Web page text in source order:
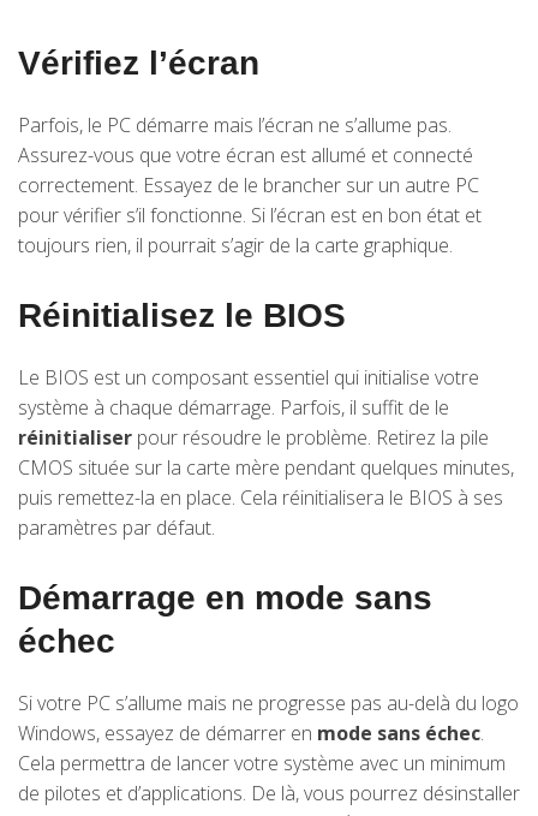
Vérifiez l’écran
Parfois, le PC démarre mais l’écran ne s’allume pas.
Assurez-vous que votre écran est allumé et connecté
correctement. Essayez de le brancher sur un autre PC
pour vérifier s’il fonctionne. Si l’écran est en bon état et
toujours rien, il pourrait s’agir de la carte graphique.
Réinitialisez le BIOS
Le BIOS est un composant essentiel qui initialise votre
système à chaque démarrage. Parfois, il suffit de le
réinitialiser pour résoudre le problème. Retirez la pile
CMOS située sur la carte mère pendant quelques minutes,
puis remettez-la en place. Cela réinitialisera le BIOS à ses
paramètres par défaut.
Démarrage en mode sans
échec
Si votre PC s’allume mais ne progresse pas au-delà du logo
Windows, essayez de démarrer en mode sans échec.
Cela permettra de lancer votre système avec un minimum
de pilotes et d’applications. De là, vous pourrez désinstaller